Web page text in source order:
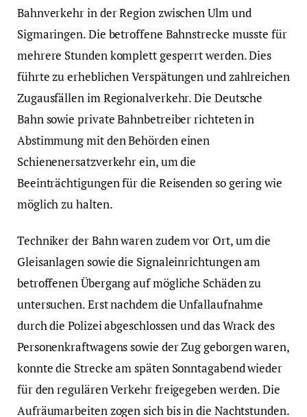
Bahnverkehr in der Region zwischen Ulm und
Sigmaringen. Die betroffene Bahnstrecke musste für
mehrere Stunden komplett gesperrt werden. Dies
führte zu erheblichen Verspätungen und zahlreichen
Zugausfällen im Regionalverkehr. Die Deutsche
Bahn sowie private Bahnbetreiber richteten in
Abstimmung mit den Behörden einen
Schienenersatzverkehr ein, um die
Beeinträchtigungen für die Reisenden so gering wie
möglich zu halten.
Techniker der Bahn waren zudem vor Ort, um die
Gleisanlagen sowie die Signaleinrichtungen am
betroffenen Übergang auf mögliche Schäden zu
untersuchen. Erst nachdem die Unfallaufnahme
durch die Polizei abgeschlossen und das Wrack des
Personenkraftwagens sowie der Zug geborgen waren,
konnte die Strecke am späten Sonntagabend wieder
für den regulären Verkehr freigegeben werden. Die
Aufräumarbeiten zogen sich bis in die Nachtstunden.